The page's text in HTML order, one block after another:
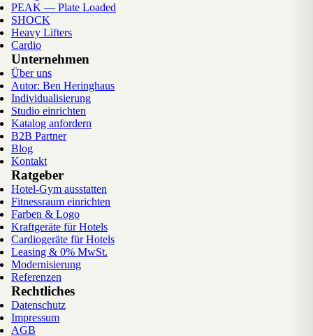
PEAK — Plate Loaded
SHOCK
Heavy Lifters
Cardio
Unternehmen
Über uns
Autor: Ben Heringhaus
Individualisierung
Studio einrichten
Katalog anfordern
B2B Partner
Blog
Kontakt
Ratgeber
Hotel-Gym ausstatten
Fitnessraum einrichten
Farben & Logo
Kraftgeräte für Hotels
Cardiogeräte für Hotels
Leasing & 0% MwSt.
Modernisierung
Referenzen
Rechtliches
Datenschutz
Impressum
AGB